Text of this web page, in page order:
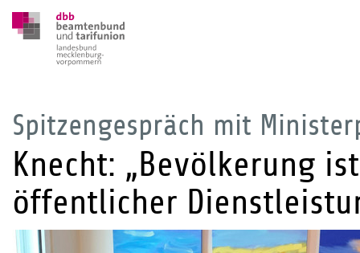
Spitzengespräch mit
Knecht: „Bevölkerung
öffentlicher